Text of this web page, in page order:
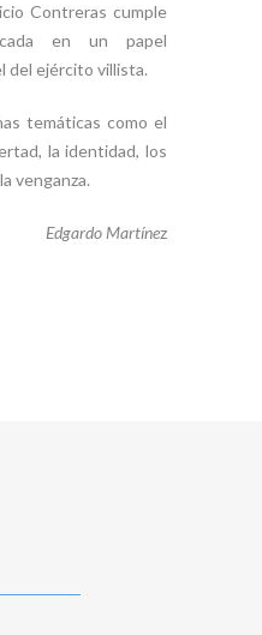
Contreras cumple
en un papel
del ejército villista.
temáticas como el
la identidad, los
venganza.
Edgardo Martínez